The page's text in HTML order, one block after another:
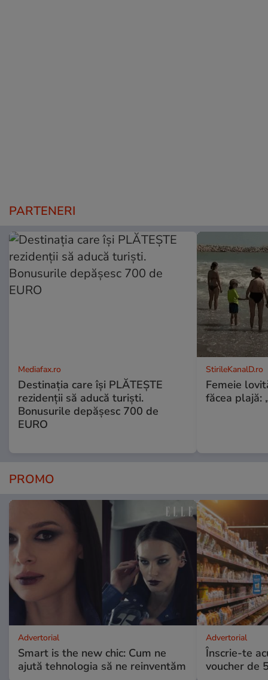
PARTENERI
Mediafax.ro
Destinația care își PLĂTEȘTE
rezidenții să aducă turiști.
Bonusurile depășesc 700 de
EURO
StirileKanalD.ro
Femeie
făcea plajă:
PROMO
Advertorial
Smart is the new chic: Cum ne
ajută tehnologia să ne reinventăm
Advertorial
Înscrie-te
voucher de